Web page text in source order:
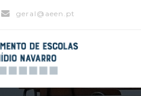
geral@aeen.pt